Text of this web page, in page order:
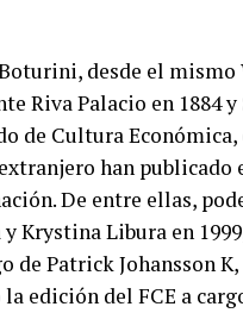
Boturini, desde el
Riva Palacio en 1884
de Cultura
han publicado
De entre ellas,
Krystina Libura en
Patrick Johansson K,
edición del FCE a